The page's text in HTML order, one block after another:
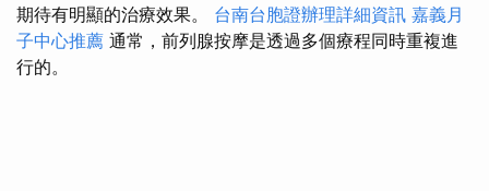
期待有明顯的治療效果。 台南台胞證辦理詳細資訊 嘉義月
子中心推薦 通常，前列腺按摩是透過多個療程同時重複進
行的。